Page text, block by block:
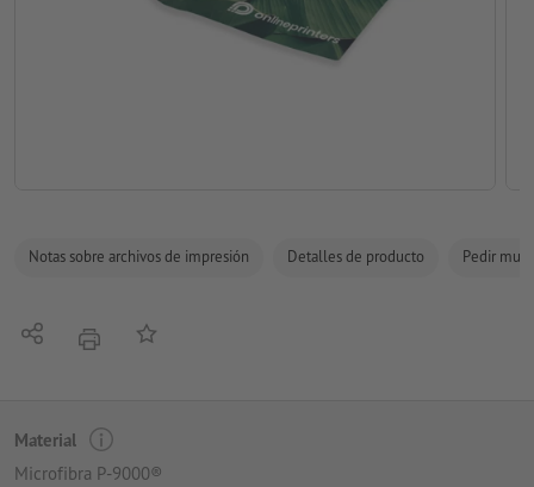
Notas sobre archivos de impresión Detalles de producto Pedir
CompartirimprimirAñadir a lista de favoritos
Material
Microfibra P-9000®